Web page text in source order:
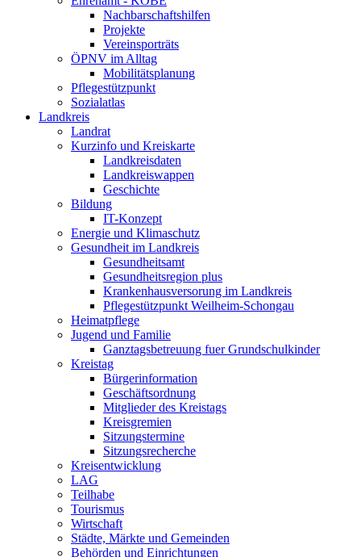
Nachbarschaftshilfen
Projekte
Vereinsporträts
ÖPNV im Alltag
Mobilitätsplanung
Pflegestützpunkt
Sozialatlas
Landkreis
Landrat
Kurzinfo und Kreiskarte
Landkreisdaten
Landkreiswappen
Geschichte
Bildung
IT-Konzept
Energie und Klimaschutz
Gesundheit im Landkreis
Gesundheitsamt
Gesundheitsregion plus
Krankenhausversorung im Landkreis
Pflegestützpunkt Weilheim-Schongau
Heimatpflege
Jugend und Familie
Ganztagsbetreuung fuer Grundschulkinder
Kreistag
Bürgerinformation
Geschäftsordnung
Mitglieder des Kreistags
Kreisgremien
Sitzungstermine
Sitzungsrecherche
Kreisentwicklung
LAG
Teilhabe
Tourismus
Wirtschaft
Städte, Märkte und Gemeinden
Behörden und Einrichtungen